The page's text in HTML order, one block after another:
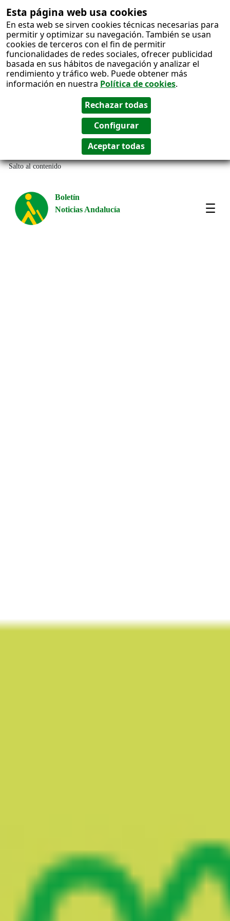
Esta página web usa cookies
En esta web se sirven cookies técnicas necesarias para
permitir y optimizar su navegación. También se usan
cookies de terceros con el fin de permitir
funcionalidades de redes sociales, ofrecer publicidad
basada en sus hábitos de navegación y analizar el
rendimiento y tráfico web. Puede obtener más
información en nuestra Política de cookies.
Salto al contenido
Boletín
Noticias Andalucía